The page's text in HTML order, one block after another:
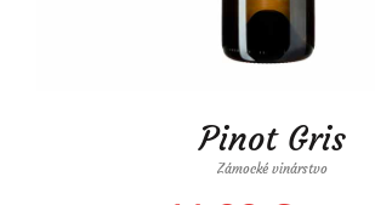
Pinot Gris
Zámocké vinárstvo